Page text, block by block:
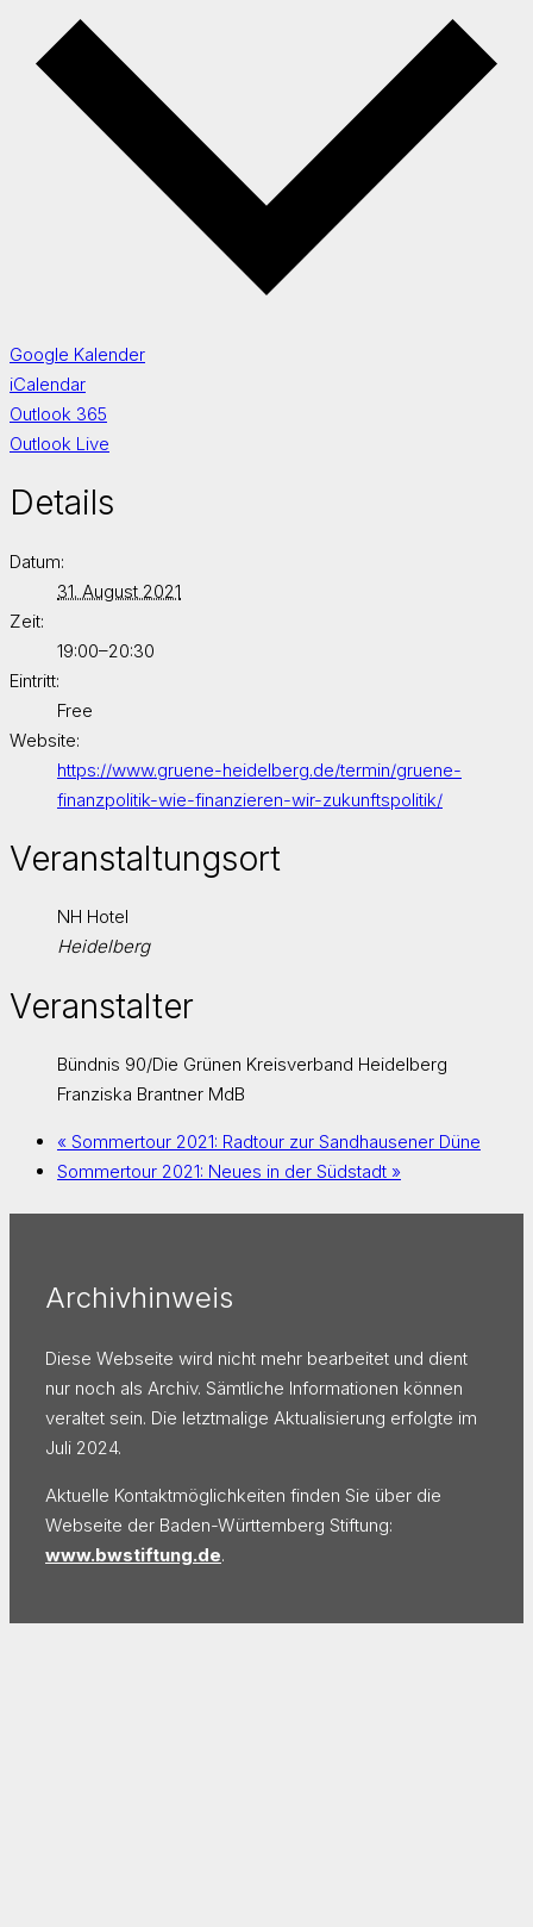
Google Kalender
iCalendar
Outlook 365
Outlook Live
Details
Datum:
31. August 2021
Zeit:
19:00–20:30
Eintritt:
Free
Website:
https://www.gruene-heidelberg.de/termin/gruene-
finanzpolitik-wie-finanzieren-wir-zukunftspolitik/
Veranstaltungsort
NH Hotel
Heidelberg
Veranstalter
Bündnis 90/Die Grünen Kreisverband Heidelberg
Franziska Brantner MdB
« Sommertour 2021: Radtour zur Sandhausener Düne
Sommertour 2021: Neues in der Südstadt »
Archivhinweis
Diese Webseite wird nicht mehr bearbeitet und dient
nur noch als Archiv. Sämtliche Informationen können
veraltet sein. Die letztmalige Aktualisierung erfolgte im
Juli 2024.
Aktuelle Kontaktmöglichkeiten finden Sie über die
Webseite der Baden-Württemberg Stiftung:
www.bwstiftung.de.